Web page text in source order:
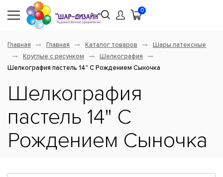
0
Главная Главная Каталог товаров
Шары латексные
Круглые с рисунком
Шелкография
Шелкография пастель 14" С Рождением Сыночка
Шелкография
пастель 14" С
Рождением Сыночка